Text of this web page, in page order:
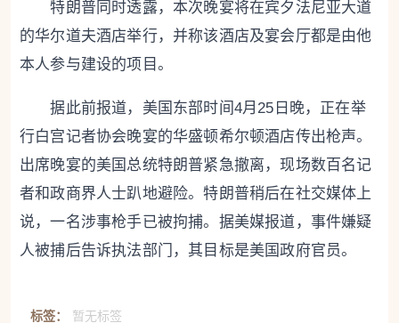
特朗普同时透露，本次晚宴将在宾夕法尼亚大道
的华尔道夫酒店举行，并称该酒店及宴会厅都是由他
本人参与建设的项目。
据此前报道，美国东部时间4月25日晚，正在举
行白宫记者协会晚宴的华盛顿希尔顿酒店传出枪声。
出席晚宴的美国总统特朗普紧急撤离，现场数百名记
者和政商界人士趴地避险。特朗普稍后在社交媒体上
说，一名涉事枪手已被拘捕。据美媒报道，事件嫌疑
人被捕后告诉执法部门，其目标是美国政府官员。
标签： 暂无标签